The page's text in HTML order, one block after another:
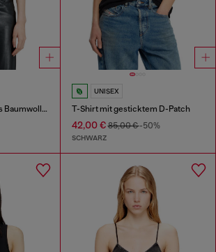
Schlank geschnittenes Baumwoll-T-Shirt mit Kirschdruck
UNISEX
T-Shirt mit gesticktem D-Patch
42,00 €85,00 €-50%
SCHWARZ